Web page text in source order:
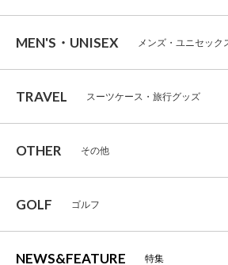
MEN'S・UNISEX メンズ・ユニセック
TRAVEL スーツケース・旅行グッズ
OTHER その他
GOLF ゴルフ
NEWS&FEATURE 特集